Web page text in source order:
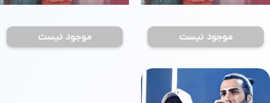
موجود نیست موجود نیست